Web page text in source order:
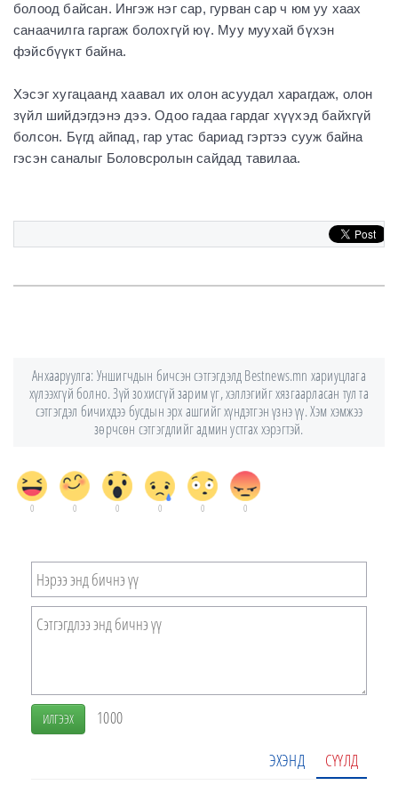
болоод байсан. Ингэж нэг сар, гурван сар ч юм уу хаах
санаачилга гаргаж болохгүй юү. Муу муухай бүхэн
фэйсбүүкт байна.
Хэсэг хугацаанд хаавал их олон асуудал харагдаж, олон
зүйл шийдэгдэнэ дээ. Одоо гадаа гардаг хүүхэд байхгүй
болсон. Бүгд айпад, гар утас бариад гэртээ сууж байна
гэсэн саналыг Боловсролын сайдад тавилаа.
Анхааруулга: Уншигчдын бичсэн сэтгэгдэлд Bestnews.mn хариуцлага
хүлээхгүй болно. Зүй зохисгүй зарим үг, хэллэгийг хязгаарласан тул та
сэтгэгдэл бичихдээ бусдын эрх ашгийг хүндэтгэн үзнэ үү. Хэм хэмжээ
зөрчсөн сэтгэгдлийг админ устгах хэрэгтэй.
0 0 0 0 0 0
ИЛГЭЭХ 1000
ЭХЭНД СҮҮЛД